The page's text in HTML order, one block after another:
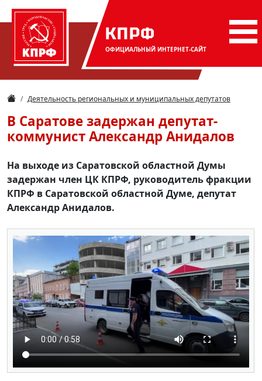
КПРФ
ОФИЦИАЛЬНЫЙ ИНТЕРНЕТ-САЙТ
Деятельность региональных и муниципальных депутатов
В Саратове задержан депутат-
коммунист Александр Анидалов
На выходе из Саратовской областной Думы
задержан член ЦК КПРФ, руководитель фракции
КПРФ в Саратовской областной Думе, депутат
Александр Анидалов.